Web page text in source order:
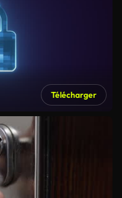
Télécharger